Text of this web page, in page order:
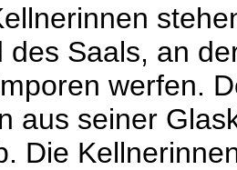
des Saals, an
werfen.
aus seiner
Die